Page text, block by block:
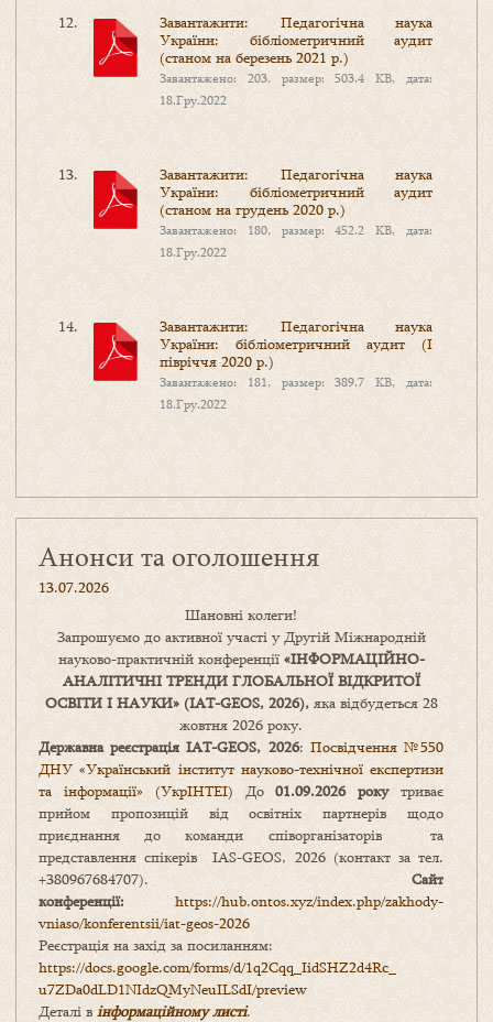
Завантажити: Педагогічна наука
України: бібліометричний аудит
(станом на березень 2021 р.)
Завантажено: 203, размер: 503.4 KB, дата:
18.Гру.2022
Завантажити: Педагогічна наука
України: бібліометричний аудит
(станом на грудень 2020 р.)
Завантажено: 180, размер: 452.2 KB, дата:
18.Гру.2022
Завантажити: Педагогічна наука
України: бібліометричний аудит (І
півріччя 2020 р.)
Завантажено: 181, размер: 389.7 KB, дата:
18.Гру.2022
Анонси та оголошення
13.07.2026
Шановні колеги!
Запрошуємо до активної участі у Другій Міжнародній
науково-практичній конференції «ІНФОРМАЦІЙНО-
АНАЛІТИЧНІ ТРЕНДИ ГЛОБАЛЬНОЇ ВІДКРИТОЇ
ОСВІТИ І НАУКИ» (IAT-GEOS, 2026),яка відбудеться 28
жовтня 2026 року.
Державна реєстрація IAT-GEOS, 2026: Посвідчення №550
ДНУ «Український інститут науково-технічної експертизи
та інформації» (УкрІНТЕІ) До01.09.2026 рокутриває
прийом пропозицій від освітніх партнерів щодо
приєднання до команди співорганізаторів та
представлення спікерів IAS-GEOS, 2026 (контакт за тел.
+380967684707). Сайт
конференції: https://hub.ontos.xyz/index.php/zakhody-
vniaso/konferentsii/iat-geos-2026
Реєстрація на захід за посиланням:
https://docs.google.com/forms/d/1q2Cqq_IidSHZ2d4Rc_
u7ZDa0dLD1NIdzQMyNeuILSdI/preview
Деталі в інформаційному листі.